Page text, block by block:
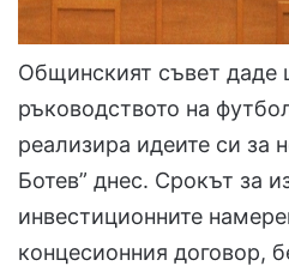
Общинският съвет даде
ръководството на
реализира идеите си за
Ботев” днес. Срокът за
инвестиционните
концесионния договор,